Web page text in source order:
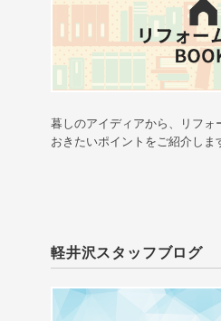
暮しのアイディアから、リフォ
おきたいポイントをご紹介しま
軽井沢スタッフブログ